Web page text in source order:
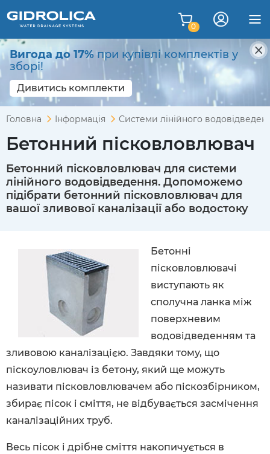
Вигода до 17% при купівлі комплектів у
зборі!
Дивитись комплекти
0
Головна Інформація Системи лінійного
Бетонний пісковловлювач
Бетонний пісковловлювач для системи
лінійного водовідведення. Допоможемо
підібрати бетонний пісковловлювач для
вашої зливової каналізації або водостоку
Бетонні
пісковловлювачі
виступають як
сполучна ланка між
поверхневим
водовідведенням та
зливовою каналізацією. Завдяки тому, що
піскоуловлювач із бетону, який ще можуть
називати пісковловлювачем або піскозбірником,
збирає пісок і сміття, не відбувається засмічення
каналізаційних труб.
Весь пісок і дрібне сміття накопичується в